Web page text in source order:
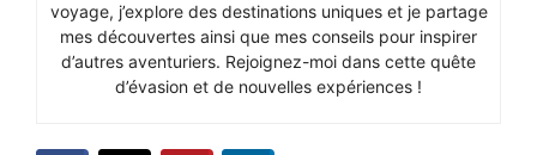
voyage, j’explore des destinations uniques et je partage
mes découvertes ainsi que mes conseils pour inspirer
d’autres aventuriers. Rejoignez-moi dans cette quête
d’évasion et de nouvelles expériences !